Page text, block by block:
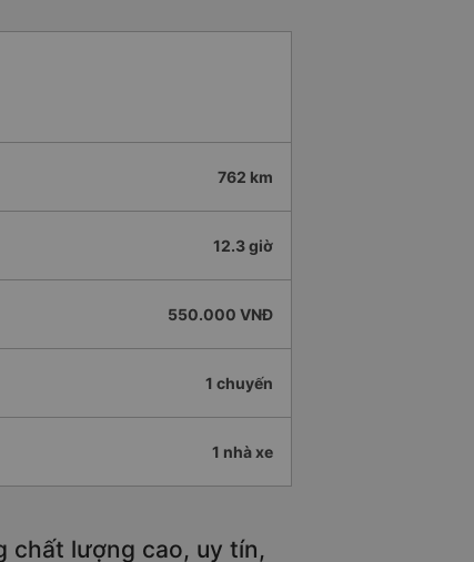
762 km
12.3 giờ
550.000 VNĐ
1 chuyến
1 nhà xe
chất lượng cao, uy tín,